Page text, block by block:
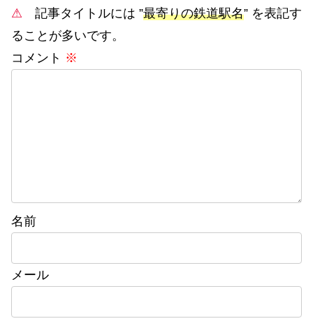
⚠ 記事タイトルには ”最寄りの鉄道駅名” を表記す
ることが多いです。
コメント ※
名前
メール